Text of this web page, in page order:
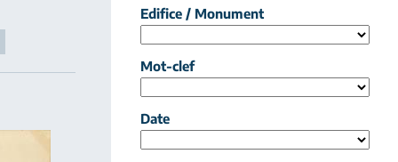
Edifice / Monument
Mot-clef
Date